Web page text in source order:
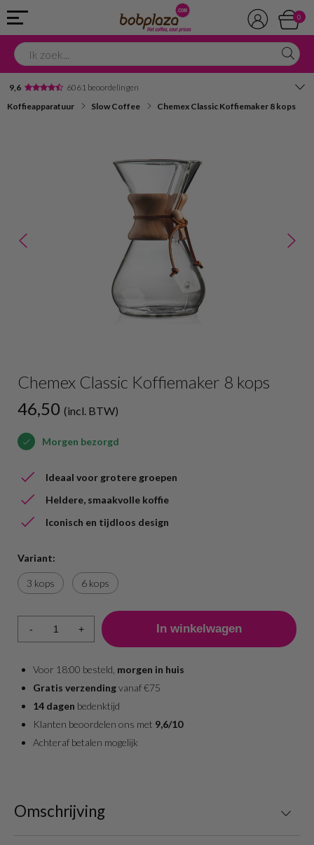
0
9,6 6061 beoordelingen
Koffieapparatuur Slow Coffee Chemex Classic Koffiemaker 8 kops
Chemex Classic Koffiemaker 8 kops
46,50 (incl. BTW)
Morgen bezorgd
Ideaal voor grotere groepen
Heldere, smaakvolle koffie
Iconisch en tijdloos design
Variant:
3 kops 6 kops
- +
Voor 18:00 besteld, morgen in huis
Gratis verzendingvanaf €75
14 dagen bedenktijd
Klanten beoordelen ons met 9,6/10
Achteraf betalen mogelijk
Omschrijving